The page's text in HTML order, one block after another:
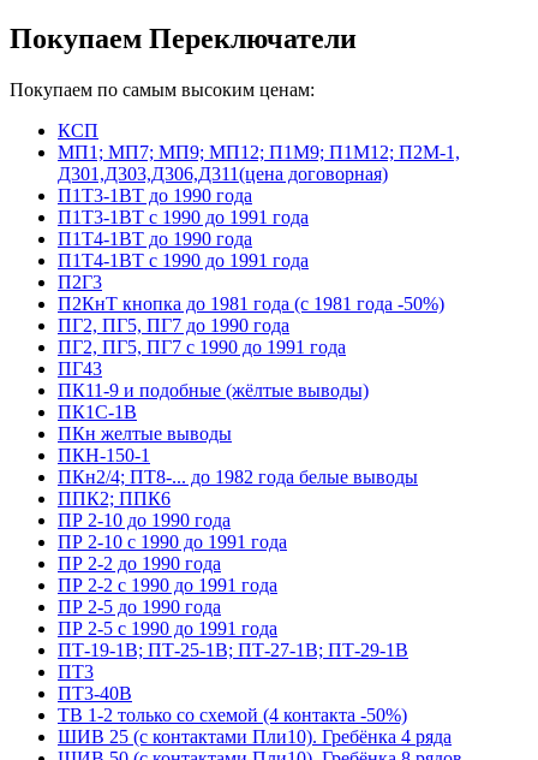
Покупаем Переключатели
Покупаем по самым высоким ценам:
КСП
МП1; МП7; МП9; МП12; П1М9; П1М12; П2М-1,
Д301,Д303,Д306,Д311(цена договорная)
П1Т3-1ВТ до 1990 года
П1Т3-1ВТ с 1990 до 1991 года
П1Т4-1ВТ до 1990 года
П1Т4-1ВТ с 1990 до 1991 года
П2Г3
П2КнТ кнопка до 1981 года (с 1981 года -50%)
ПГ2, ПГ5, ПГ7 до 1990 года
ПГ2, ПГ5, ПГ7 с 1990 до 1991 года
ПГ43
ПК11-9 и подобные (жёлтые выводы)
ПК1С-1В
ПКн желтые выводы
ПКН-150-1
ПКн2/4; ПТ8-... до 1982 года белые выводы
ППК2; ППК6
ПР 2-10 до 1990 года
ПР 2-10 с 1990 до 1991 года
ПР 2-2 до 1990 года
ПР 2-2 с 1990 до 1991 года
ПР 2-5 до 1990 года
ПР 2-5 с 1990 до 1991 года
ПТ-19-1В; ПТ-25-1В; ПТ-27-1В; ПТ-29-1В
ПТ3
ПТ3-40В
ТВ 1-2 только со схемой (4 контакта -50%)
ШИВ 25 (с контактами Пли10). Гребёнка 4 ряда